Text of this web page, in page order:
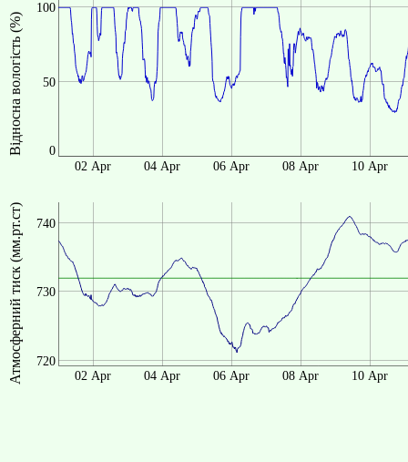
Відносна вологість (%) 0
50
100
02 Apr 04 Apr 06 Apr 08 Apr 10 Apr
Атмосферний тиск (мм.рт.ст) 720
730
740
02 Apr 04 Apr 06 Apr 08 Apr 10 Apr